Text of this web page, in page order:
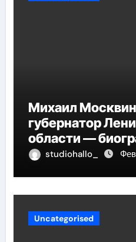
Михаил
губернатор
области —
достижения и
studiohallo_
Uncategorised